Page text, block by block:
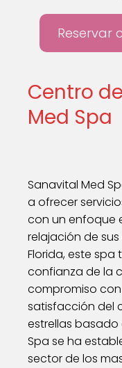
Reservar
Centro
Med Spa
Sanavital Med
a ofrecer
con un enfoque
relajación de
Florida, este
confianza de la
compromiso
satisfacción del
estrellas basado
Spa se ha
sector de los